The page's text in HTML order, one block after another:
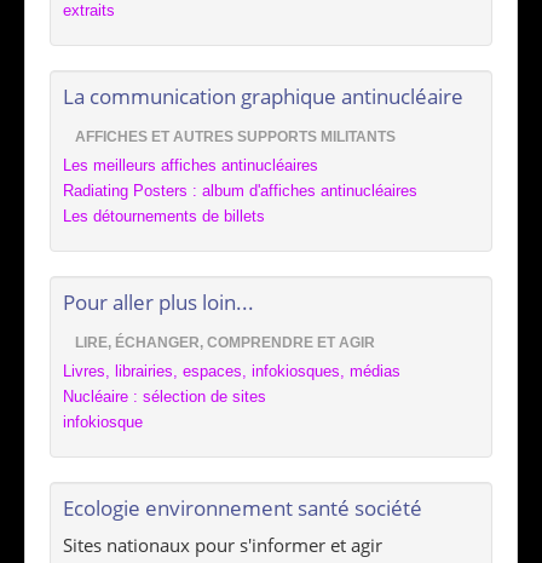
extraits
La communication graphique antinucléaire
AFFICHES ET AUTRES SUPPORTS MILITANTS
Les meilleurs affiches antinucléaires
Radiating Posters : album d'affiches antinucléaires
Les détournements de billets
Pour aller plus loin...
LIRE, ÉCHANGER, COMPRENDRE ET AGIR
Livres, librairies, espaces, infokiosques, médias
Nucléaire : sélection de sites
infokiosque
Ecologie environnement santé société
Sites nationaux pour s'informer et agir